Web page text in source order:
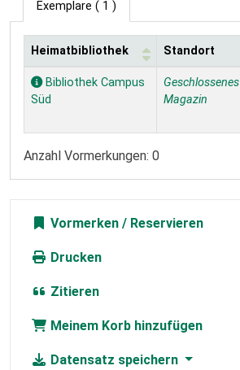
Exemplare ( 1 )
Exemplare
Heimatbibliothek Standort
Bibliothek Campus
Süd
Geschlossenes
Magazin
Anzahl Vormerkungen: 0
Vormerken
Drucken
Zitieren
Meinem Korb hinzufügen
Datensatz speichern